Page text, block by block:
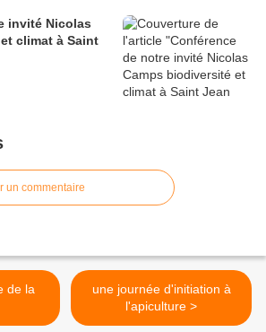
invité Nicolas
climat à Saint
un commentaire
une journée d'initiation à
l'apiculture >